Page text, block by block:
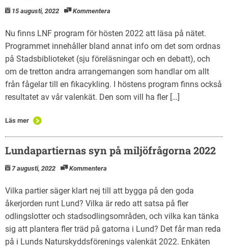
15 augusti, 2022 Kommentera
Nu finns LNF program för hösten 2022 att läsa på nätet.
Programmet innehåller bland annat info om det som ordnas
på Stadsbiblioteket (sju föreläsningar och en debatt), och
om de tretton andra arrangemangen som handlar om allt
från fågelar till en fikacykling. I höstens program finns också
resultatet av vår valenkät. Den som vill ha fler […]
Läs mer
Lundapartiernas syn på miljöfrågorna 2022
7 augusti, 2022 Kommentera
Vilka partier säger klart nej till att bygga på den goda
åkerjorden runt Lund? Vilka är redo att satsa på fler
odlingslotter och stadsodlingsområden, och vilka kan tänka
sig att plantera fler träd på gatorna i Lund? Det får man reda
på i Lunds Naturskyddsförenings valenkät 2022. Enkäten